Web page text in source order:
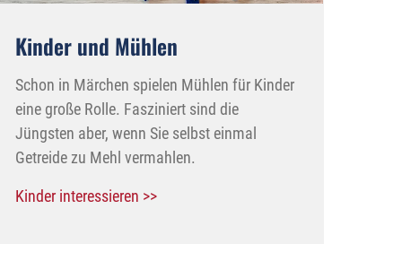
Kinder und Mühlen
Schon in Märchen spielen Mühlen für Kinder
eine große Rolle. Fasziniert sind die
Jüngsten aber, wenn Sie selbst einmal
Getreide zu Mehl vermahlen.
Kinder interessieren >>